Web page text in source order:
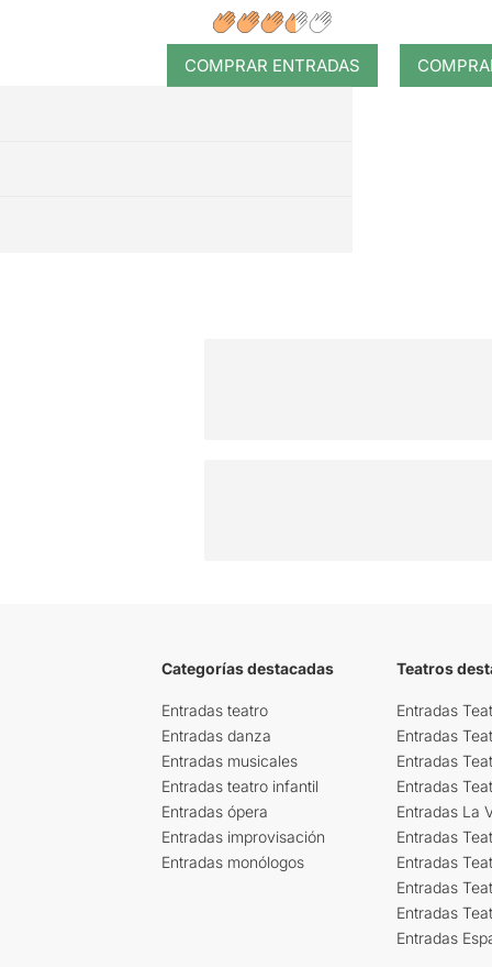
COMPRAR ENTRADAS
Categorías destacadas
Entradas teatro
Entradas danza
Entradas musicales
Entradas teatro infantil
Entradas ópera
Entradas improvisación
Entradas monólogos
Teatros
Entradas
Entradas
Entradas
Entradas
Entradas La
Entradas
Entradas
Entradas
Entradas
Entradas